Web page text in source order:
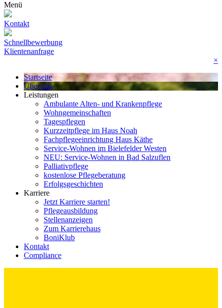
Menü
Kontakt
Schnellbewerbung
Klientenanfrage
×
Startseite
Über uns
Leistungen
Ambulante Alten- und Krankenpflege
Wohn­gemeinschaften
Tagespflegen
Kurzzeitpflege im Haus Noah
Fachpflegeeinrichtung Haus Käthe
Service-Wohnen im Bielefelder Westen
NEU: Service-Wohnen in Bad Salzuflen
Palliativpflege
kostenlose Pflegeberatung
Erfolgsgeschichten
Karriere
Jetzt Karriere starten!
Pflege­ausbildung
Stellenanzeigen
Zum Karrierehaus
BoniKlub
Kontakt
Compliance